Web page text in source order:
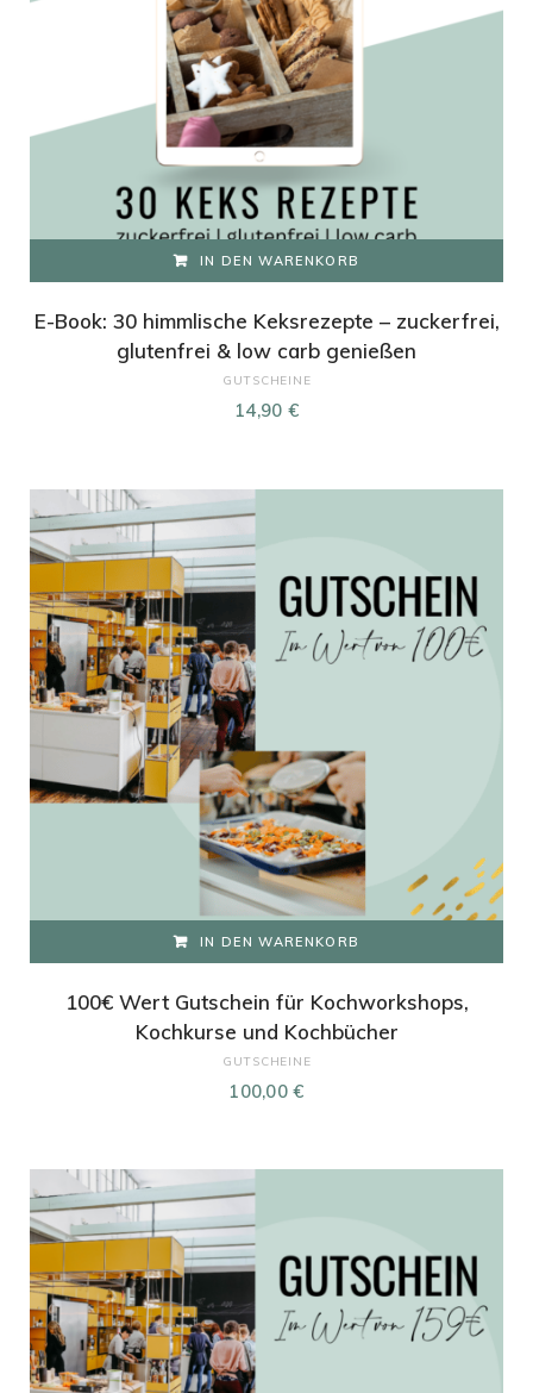
IN DEN WARENKORB
E-Book: 30 himmlische Keksrezepte – zuckerfrei,
glutenfrei & low carb genießen
GUTSCHEINE
14,90 €
IN DEN WARENKORB
100€ Wert Gutschein für Kochworkshops,
Kochkurse und Kochbücher
GUTSCHEINE
100,00€